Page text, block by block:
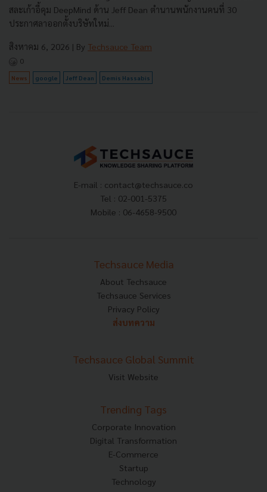
สละเก้าอี้คุม DeepMind ด้าน Jeff Dean ตำนานพนักงานคนที่ 30
ประกาศลาออกตั้งบริษัทใหม่...
สิงหาคม 6, 2026 | By Techsauce Team
0
News google Jeff Dean Demis Hassabis
E-mail : contact@techsauce.co
Tel : 02-001-5375
Mobile : 06-4658-9500
Techsauce Media
About Techsauce
Techsauce Services
Privacy Policy
ส่งบทความ
Techsauce Global Summit
Visit Website
Trending Tags
Corporate Innovation
Digital Transformation
E-Commerce
Startup
Technology